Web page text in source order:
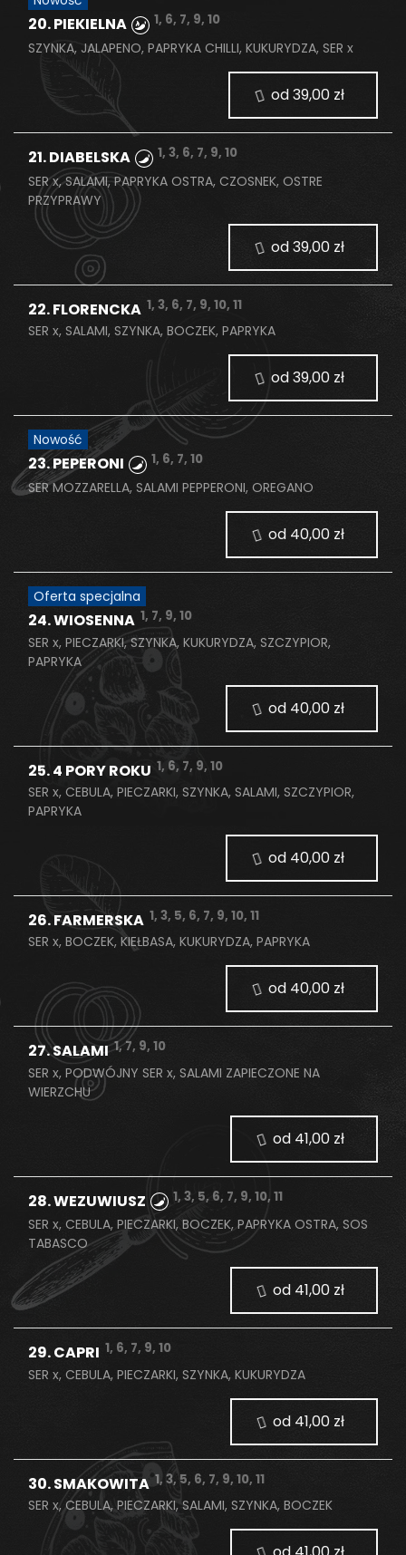
20. PIEKIELNA 1, 6, 7, 9, 10
SZYNKA, JALAPENO, PAPRYKA CHILLI, KUKURYDZA, SER x
21. DIABELSKA 1, 3, 6, 7, 9, 10
SER x, SALAMI, PAPRYKA OSTRA, CZOSNEK, OSTRE
PRZYPRAWY
22. FLORENCKA 1, 3, 6, 7, 9, 10, 11
SER x, SALAMI, SZYNKA, BOCZEK, PAPRYKA
Nowość
23. PEPERONI 1, 6, 7, 10
SER MOZZARELLA, SALAMI PEPPERONI, OREGANO
Oferta specjalna
24. WIOSENNA 1, 7, 9, 10
SER x, PIECZARKI, SZYNKA, KUKURYDZA, SZCZYPIOR,
PAPRYKA
25. 4 PORY ROKU 1, 6, 7, 9, 10
SER x, CEBULA, PIECZARKI, SZYNKA, SALAMI, SZCZYPIOR,
PAPRYKA
26. FARMERSKA 1, 3, 5, 6, 7, 9, 10, 11
SER x, BOCZEK, KIEŁBASA, KUKURYDZA, PAPRYKA
27. SALAMI1, 7, 9, 10
SER x, PODWÓJNY SER x, SALAMI ZAPIECZONE NA
WIERZCHU
28. WEZUWIUSZ 1, 3, 5, 6, 7, 9, 10, 11
SER x, CEBULA, PIECZARKI, BOCZEK, PAPRYKA OSTRA, SOS
TABASCO
29. CAPRI 1, 6, 7, 9, 10
SER x, CEBULA, PIECZARKI, SZYNKA, KUKURYDZA
30. SMAKOWITA 1, 3, 5, 6, 7, 9, 10, 11
SER x, CEBULA, PIECZARKI, SALAMI, SZYNKA, BOCZEK